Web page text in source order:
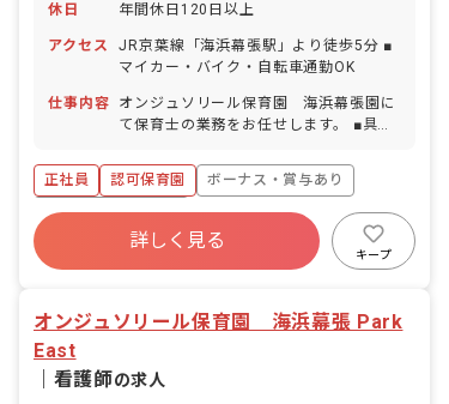
休日 年間休日120日以上
アクセス
JR京葉線「海浜幕張駅」より徒歩5分 ■
マイカー・バイク・自転車通勤OK
仕事内容
オンジュソリール保育園 海浜幕張園に
て保育士の業務をお任せします。 ■具体
連絡帳記入 ・週案、月案の記入 ・保護
者対応（アプリ）
正社員 認可保育園
ボーナス・賞与あり
年間休日120日以上
寮・住宅・家賃補助あり
社会保険完備
昇給昇進あり
詳しく見る
キープ
オンジュソリール保育園 海浜幕張 Park
East
看護師の求人